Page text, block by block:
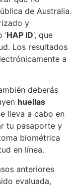
de Australia.
y
‘HAP ID‘, que
Los resultados
a
deberás
huellas
lleva a cabo en
tu pasaporte y
biométrica
en línea.
anteriores
evaluada,